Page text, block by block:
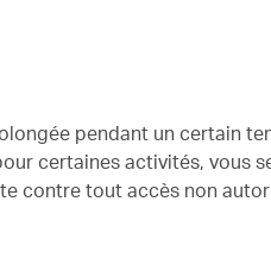
pendant un certain
certaines activités, vous
contre tout accès non